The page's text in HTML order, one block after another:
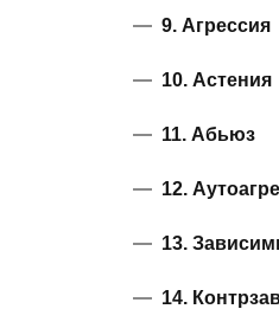
9. Агрессия
10. Астения
11. Абьюз
12.
13.
14.